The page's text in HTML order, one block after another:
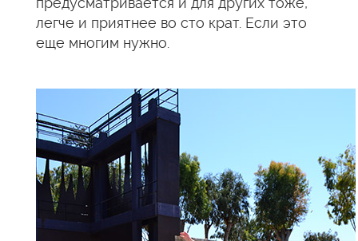
легче и приятнее во сто крат. Если это
еще многим нужно.